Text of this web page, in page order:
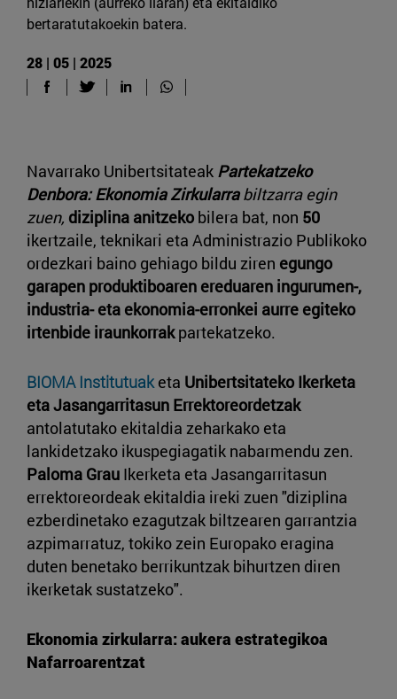
bertaratutakoekin batera.
28 | 05 | 2025
Navarrako Unibertsitateak Partekatzeko
Denbora: Ekonomia Zirkularrabiltzarra egin
zuen, diziplina anitzeko bilera bat, non 50
ikertzaile, teknikari eta Administrazio Publikoko
ordezkari baino gehiago bildu ziren egungo
garapen produktiboaren ereduaren ingurumen-,
industria- eta ekonomia-erronkei aurre egiteko
irtenbide iraunkorrakpartekatzeko.
BIOMA Institutuak eta Unibertsitateko Ikerketa
eta Jasangarritasun Errektoreordetzak
antolatutako ekitaldia zeharkako eta
lankidetzako ikuspegiagatik nabarmendu zen.
Paloma Grau Ikerketa eta Jasangarritasun
errektoreordeak ekitaldia ireki zuen "diziplina
ezberdinetako ezagutzak biltzearen garrantzia
azpimarratuz, tokiko zein Europako eragina
duten benetako berrikuntzak bihurtzen diren
ikerketak sustatzeko".
Ekonomia zirkularra: aukera estrategikoa
Nafarroarentzat